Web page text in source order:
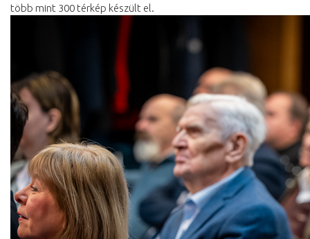
több mint 300 térkép készült el.